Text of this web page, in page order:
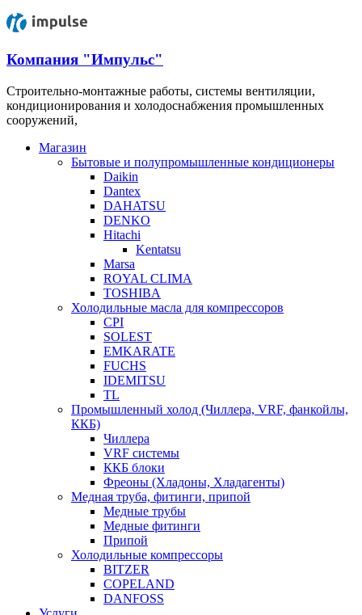
Компания "Импульс"
Строительно-монтажные работы, системы вентиляции,
кондиционирования и холодоснабжения промышленных
сооружений,
Магазин
Бытовые и полупромышленные кондиционеры
Daikin
Dantex
DAHATSU
DENKO
Hitachi
Kentatsu
Marsa
ROYAL CLIMA
TOSHIBA
Холодильные масла для компрессоров
CPI
SOLEST
EMKARATE
FUCHS
IDEMITSU
TL
Промышленный холод (Чиллера, VRF, фанкойлы,
ККБ)
Чиллера
VRF системы
ККБ блоки
Фреоны (Хладоны, Хладагенты)
Медная труба, фитинги, припой
Медные трубы
Медные фитинги
Припой
Холодильные компрессоры
BITZER
COPELAND
DANFOSS